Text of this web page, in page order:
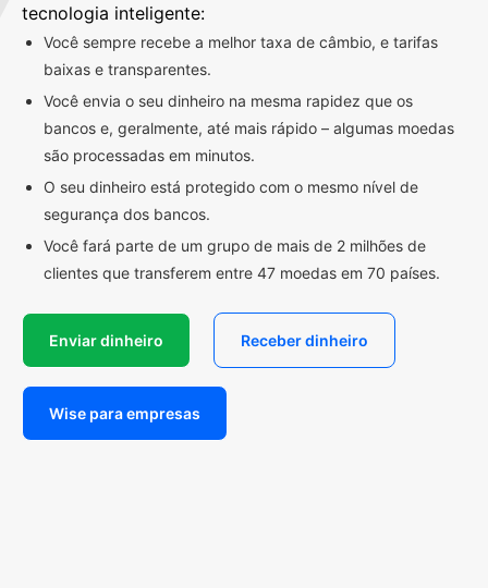
tecnologia inteligente:
Você sempre recebe a melhor taxa de câmbio, e tarifas
baixas e transparentes.
Você envia o seu dinheiro na mesma rapidez que os
bancos e, geralmente, até mais rápido – algumas moedas
são processadas em minutos.
O seu dinheiro está protegido com o mesmo nível de
segurança dos bancos.
Você fará parte de um grupo de mais de 2 milhões de
clientes que transferem entre 47 moedas em 70 países.
Enviar dinheiro Receber dinheiro
Wise para empresas